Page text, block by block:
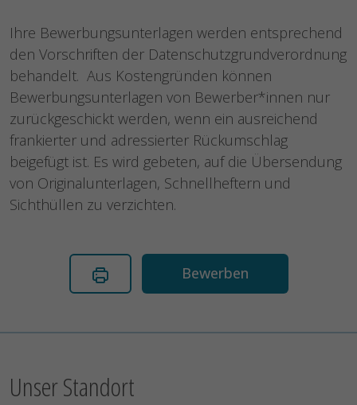
Ihre Bewerbungsunterlagen werden entsprechend
den Vorschriften der Datenschutzgrundverordnung
behandelt. Aus Kostengründen können
Bewerbungsunterlagen von Bewerber*innen nur
zurückgeschickt werden, wenn ein ausreichend
frankierter und adressierter Rückumschlag
beigefügt ist. Es wird gebeten, auf die Übersendung
von Originalunterlagen, Schnellheftern und
Sichthüllen zu verzichten.
Bewerben
Unser Standort